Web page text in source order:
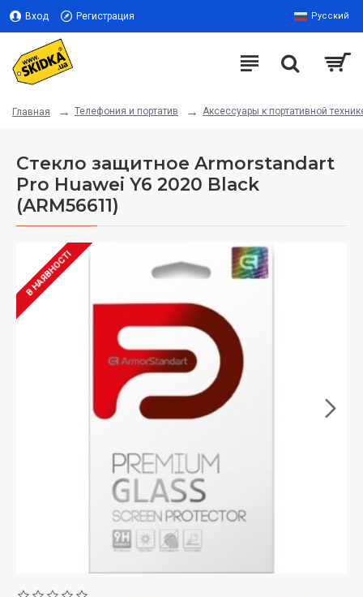
Вход Регистрация Русский
Главная Телефония и портатив Аксессуары к портативной
Стекло защитное Armorstandart
Pro Huawei Y6 2020 Black
(ARM56611)
В НАЯВНОСТІ